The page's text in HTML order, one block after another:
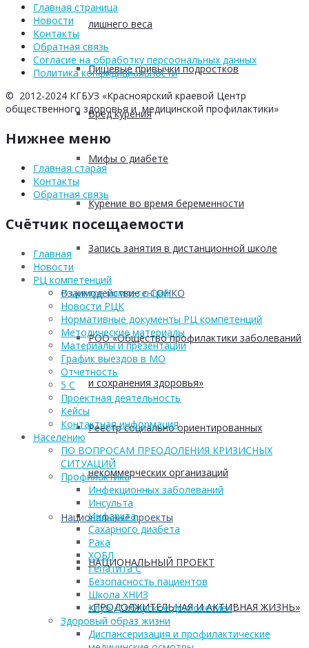
лишнего веса
Пищевые привычки подростков
Вред курения
Мифы о диабете
Курение во время беременности
Запись занятия в дистанционной школе
Взаимодействие с СОНКО
РОО «Общество профилактики заболеваний
и сохранения здоровья»
Реестр социально ориентированных
некоммерческих организаций
Национальные проекты
НАЦИОНАЛЬНЫЙ ПРОЕКТ
«ПРОДОЛЖИТЕЛЬНАЯ И АКТИВНАЯ ЖИЗНЬ»
Главная страница
Новости
Контакты
Обратная связь
Согласие на обработку персоональных данных
Политика конфидициальности
© 2012-2024 КГБУЗ «Красноярский краевой Центр
общественного здоровья и медицинской профилактики»
Нижнее меню
Главная старая
Контакты
Обратная связь
Счётчик посещаемости
Главная
Новости
РЦ компетенций
О центре компетенций
Новости РЦК
Нормативные документы РЦ компетенций
Методические материалы
Материалы и презентации
График выездов в МО
Отчетность
5 С
Проектная деятельность
Кейсы
Контактная информация
Населению
ПО ВОПРОСАМ ПРЕОДОЛЕНИЯ КРИЗИСНЫХ
СИТУАЦИЙ
Профилактика
Инфекционных заболеваний
Инсульта
Инфаркта
Сахарного диабета
Рака
ХОБЛ
Гепатита С
Безопасность пациентов
Школа ХНИЗ
Клуб «Сибирское долголетие»
Здоровый образ жизни
Диспансеризация и профилактические